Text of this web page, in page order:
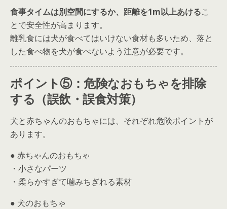
食事タイムは別空間にするか、距離を1m以上あけるこ
とで安全性が高まります。
離乳食には犬が食べてはいけない食材も多いため、落と
した食べ物を犬が食べないよう注意が必要です。
ポイント⑤：危険なおもちゃを排除
する（誤飲・誤食対策）
犬と赤ちゃんのおもちゃには、それぞれ危険ポイントが
あります。
● 赤ちゃんのおもちゃ
・小さなパーツ
・柔らかすぎて噛みちぎれる素材
● 犬のおもちゃ